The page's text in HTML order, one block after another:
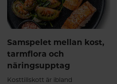
Samspelet mellan kost,
tarmflora och
näringsupptag
Kosttillskott är ibland